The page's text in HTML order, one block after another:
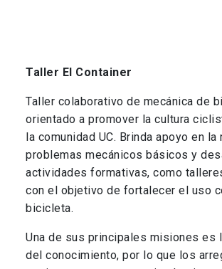
Taller El Container
Taller colaborativo de mecánica de
orientado a promover la cultura
la comunidad UC. Brinda apoyo en
problemas mecánicos básicos y
actividades formativas, como
con el objetivo de fortalecer el uso
bicicleta.
Una de sus principales misiones es
del conocimiento, por lo que los